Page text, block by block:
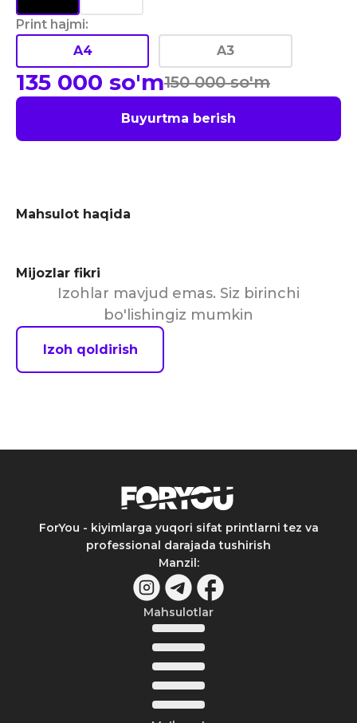
Print hajmi:
A4
A3
135 000 so'm150 000 so'm
Buyurtma berish
Mahsulot haqida
Mijozlar fikri
Izohlar mavjud emas. Siz birinchi
bo'lishingiz mumkin
Izoh qoldirish
ForYou - kiyimlarga yuqori sifat printlarni tez va
professional darajada tushirish
Manzil:
Mahsulotlar